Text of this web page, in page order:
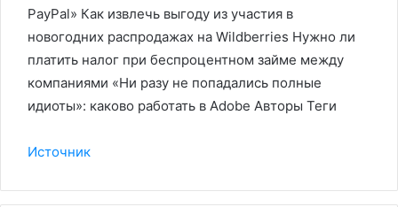
PayPal» Как извлечь выгоду из участия в
новогодних распродажах на Wildberries Нужно ли
платить налог при беспроцентном займе между
компаниями «Ни разу не попадались полные
идиоты»: каково работать в Adobe Авторы Теги
Источник